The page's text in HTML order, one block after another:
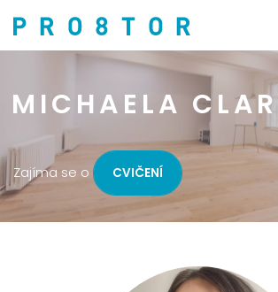
MICHAELA
Zajíma se o CVIČENÍ